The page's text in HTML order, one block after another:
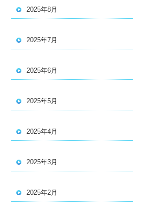
2025年8月
2025年7月
2025年6月
2025年5月
2025年4月
2025年3月
2025年2月